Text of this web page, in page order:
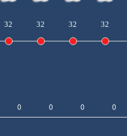
32 32 32 32